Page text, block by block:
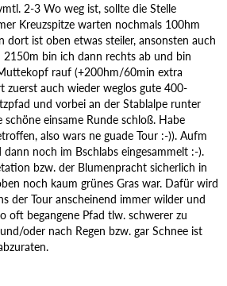
2-3 Wo weg ist, sollte die Stelle
Kreuzspitze warten nochmals 100hm
dort ist oben etwas steiler, ansonsten auch
2150m bin ich dann rechts ab und bin
rauf (+200hm/60min extra
zuerst auch wieder weglos gute 400-
und vorbei an der Stablalpe runter
schöne einsame Runde schloß. Habe
also wars ne guade Tour :-)). Aufm
noch im Bschlabs eingesammelt :-).
bzw. der Blumenpracht sicherlich in
noch kaum grünes Gras war. Dafür wird
der Tour anscheinend immer wilder und
oft begangene Pfad tlw. schwerer zu
oder nach Regen bzw. gar Schnee ist